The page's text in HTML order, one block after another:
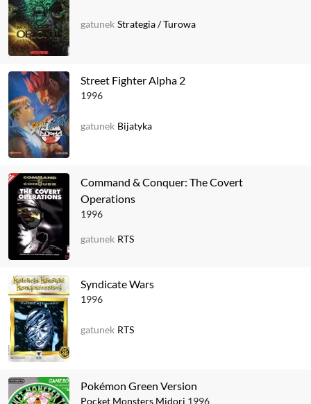
gatunek Strategia/Turowa
Street Fighter Alpha 2
1996
gatunek Bijatyka
Command & Conquer: The Covert
Operations
1996
gatunek RTS
Syndicate Wars
1996
gatunek RTS
Pokémon Green Version
Pocket Monsters Midori 1996